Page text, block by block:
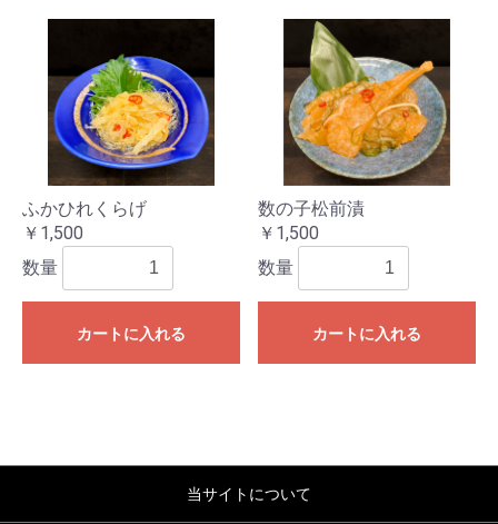
ふかひれくらげ
￥1,500
数量
カートに入れる
数の子松前漬
￥1,500
数量
カートに入れる
当サイトについて